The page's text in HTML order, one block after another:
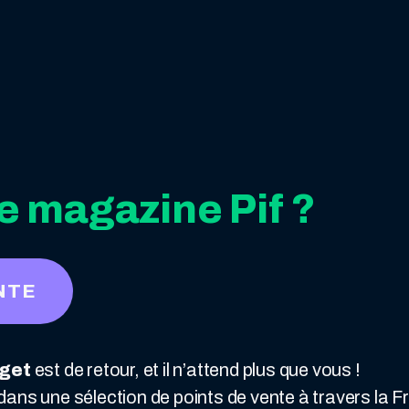
magazine Pif ?
est de retour, et il n’attend plus que vous !
une sélection de points de vente à travers la